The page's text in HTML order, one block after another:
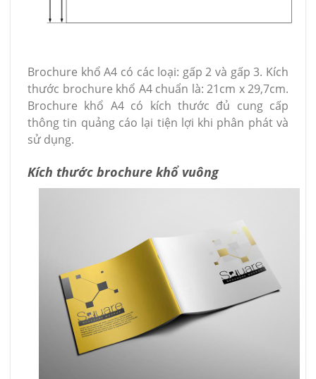
Brochure khổ A4 có các loại: gấp 2 và gấp 3. Kích
thước brochure khổ A4 chuẩn là: 21cm x 29,7cm.
Brochure khổ A4 có kích thước đủ cung cấp
thông tin quảng cáo lại tiện lợi khi phân phát và
sử dụng.
Kích thước brochure khổ vuông